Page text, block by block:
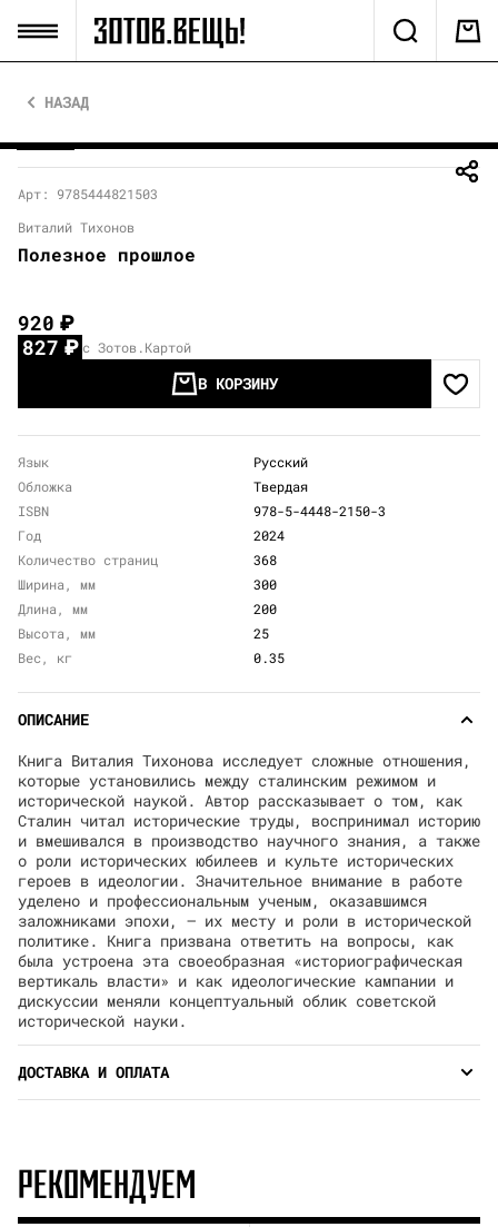
НАЗАД
Арт: 9785444821503
Виталий Тихонов
Полезное прошлое
920₽
827₽ с Зотов.Картой
В КОРЗИНУ
Язык
Русский
Обложка
Твердая
ISBN
978-5-4448-2150-3
Год
2024
Количество страниц
368
Ширина, мм
300
Длина, мм
200
Высота, мм
25
Вес, кг
0.35
ОПИСАНИЕ
Книга Виталия Тихонова исследует сложные отношения,
которые установились между сталинским режимом и
исторической наукой. Автор рассказывает о том, как
Сталин читал исторические труды, воспринимал историю
и вмешивался в производство научного знания, а также
о роли исторических юбилеев и культе исторических
героев в идеологии. Значительное внимание в работе
уделено и профессиональным ученым, оказавшимся
заложниками эпохи, — их месту и роли в исторической
политике. Книга призвана ответить на вопросы, как
была устроена эта своеобразная «историографическая
вертикаль власти» и как идеологические кампании и
дискуссии меняли концептуальный облик советской
исторической науки.
ДОСТАВКА И ОПЛАТА
РЕКОМЕНДУЕМ